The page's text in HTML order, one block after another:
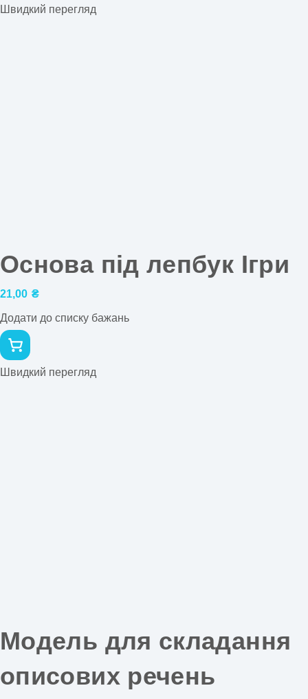
Швидкий перегляд
Основа під лепбук Ігри
21,00 ₴
Додати до списку бажань
Швидкий перегляд
Модель для складання
описових речень